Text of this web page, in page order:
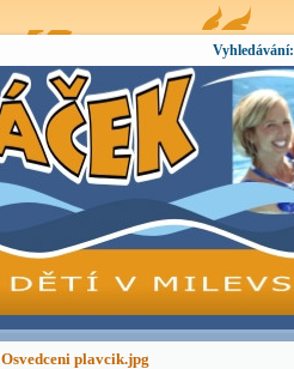
Osvedceni plavcik.jpg
Vyhledávání: